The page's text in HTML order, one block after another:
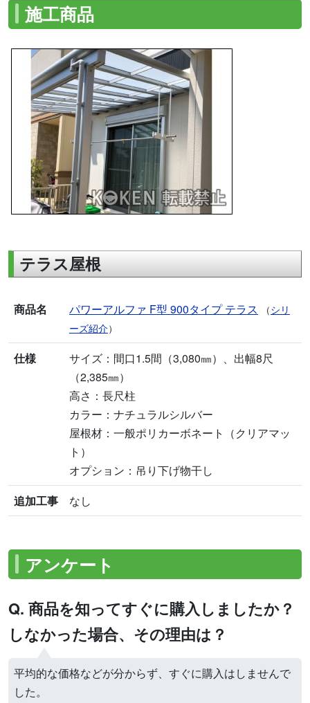
施工商品
テラス屋根
商品名 パワーアルファ F型 900タイプ テラス （シリ
ーズ紹介）
仕様
サイズ：間口1.5間（3,080㎜）、出幅8尺
（2,385㎜）
高さ：長尺柱
カラー：ナチュラルシルバー
屋根材：一般ポリカーボネート（クリアマッ
ト）
オプション：吊り下げ物干し
追加工事
なし
アンケート
Q. 商品を知ってすぐに購入しましたか？
しなかった場合、その理由は？
平均的な価格などが分からず、すぐに購入はしませんで
した。